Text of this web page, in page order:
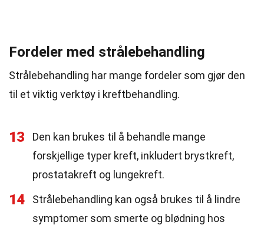
Fordeler med strålebehandling
Strålebehandling har mange fordeler som gjør den
til et viktig verktøy i kreftbehandling.
13
Den kan brukes til å behandle mange
forskjellige typer kreft, inkludert brystkreft,
prostatakreft og lungekreft.
14
Strålebehandling kan også brukes til å lindre
symptomer som smerte og blødning hos